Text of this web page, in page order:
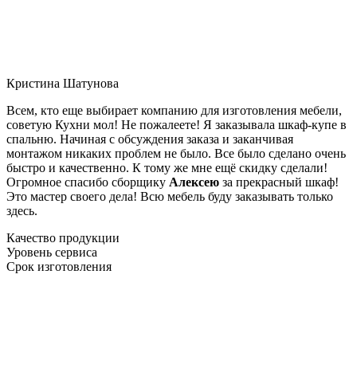
Кристина Шатунова
Всем, кто еще выбирает компанию для изготовления мебели,
советую Кухни мол! Не пожалеете! Я заказывала шкаф-купе в
спальню. Начиная с обсуждения заказа и заканчивая
монтажом никаких проблем не было. Все было сделано очень
быстро и качественно. К тому же мне ещё скидку сделали!
Огромное спасибо сборщику Алексею за прекрасный шкаф!
Это мастер своего дела! Всю мебель буду заказывать только
здесь.
Качество продукции
Уровень сервиса
Срок изготовления